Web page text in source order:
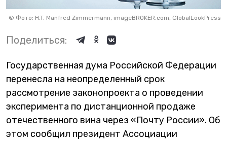
© Фото: H.T. Manfred Zimmermann, imageBROKER.com, GlobalLookPress
Поделиться:
Государственная дума Российской Федерации
перенесла на неопределенный срок
рассмотрение законопроекта о проведении
эксперимента по дистанционной продаже
отечественного вина через «Почту России». Об
этом сообщил президент Ассоциации